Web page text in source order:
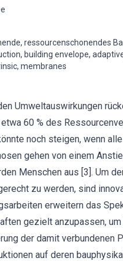
ressourcenschonendes
building envelope,
membranes
Umweltauswirkungen
60 % des
noch steigen, wenn
gehen von einem
Menschen aus [3]. Um
zu werden, sind
erweitern das
gezielt anzupassen,
der damit verbundenen
auf deren